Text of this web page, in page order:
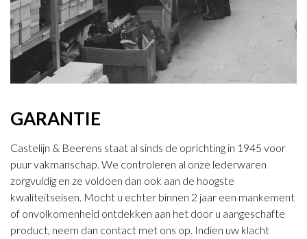
GARANTIE
Castelijn & Beerens staat al sinds de oprichting in 1945 voor
puur vakmanschap. We controleren al onze lederwaren
zorgvuldig en ze voldoen dan ook aan de hoogste
kwaliteitseisen. Mocht u echter binnen 2 jaar een mankement
of onvolkomenheid ontdekken aan het door u aangeschafte
product, neem dan contact met ons op. Indien uw klacht